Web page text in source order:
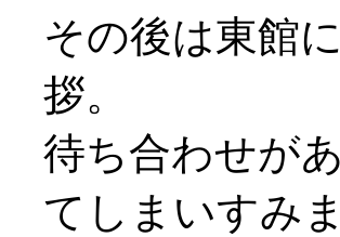
その後は東館
拶。
待ち合わせが
てしまいすみ